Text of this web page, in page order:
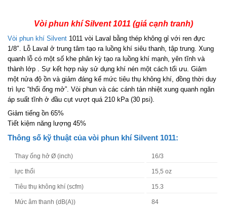
Vòi phun khí Silvent 1011 (giá cạnh tranh)
Vòi phun khí Silvent 1011 vòi Laval bằng thép không gỉ với ren đực
1/8″. Lỗ Laval ở trung tâm tạo ra luồng khí siêu thanh, tập trung. Xung
quanh lỗ có một số khe phân kỳ tạo ra luồng khí mạnh, yên tĩnh và
thành lớp . Sự kết hợp này sử dụng khí nén một cách tối ưu. Giảm
một nửa độ ồn và giảm đáng kể mức tiêu thụ không khí, đồng thời duy
trì lực “thổi ống mở”. Vòi phun và các cánh tản nhiệt xung quanh ngăn
áp suất tĩnh ở đầu cụt vượt quá 210 kPa (30 psi).
Giảm tiếng ồn 65%
Tiết kiệm năng lượng 45%
Thông số kỹ thuật của vòi phun khí Silvent 1011:
Thay ống hở Ø (inch) 16/3
lực thổi 15,5 oz
Tiêu thụ không khí (scfm) 15.3
Mức âm thanh (dB(A)) 84